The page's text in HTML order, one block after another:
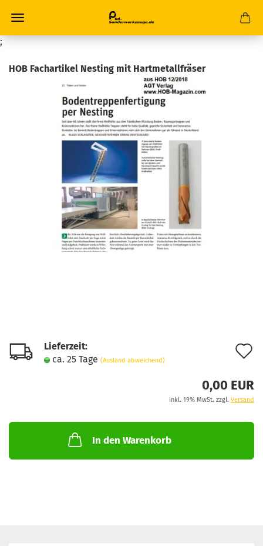
;
HOB Fachartikel Nesting mit Hartmetallfräser
Lieferzeit:
ca. 25 Tage (Ausland abweichend)
0,00 EUR
inkl. 19% MwSt. zzgl. Versand
In den Warenkorb